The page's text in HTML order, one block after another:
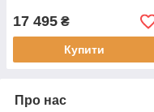
17 495 ₴
Купити
Про нас